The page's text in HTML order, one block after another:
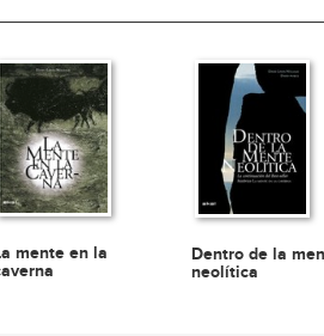
mente en la
Dentro de la
neolítica